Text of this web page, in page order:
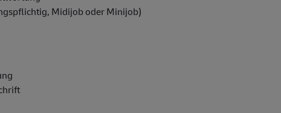
Midijob oder Minijob)